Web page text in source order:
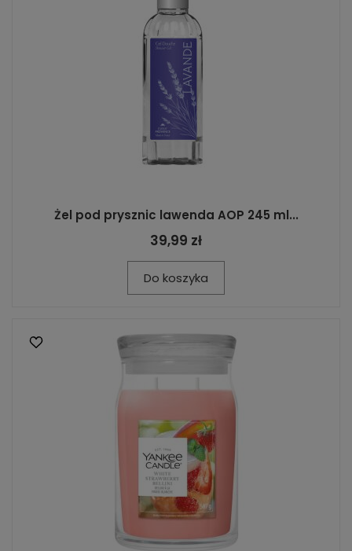
Żel pod prysznic lawenda AOP 245 ml...
39,99 zł
Do koszyka